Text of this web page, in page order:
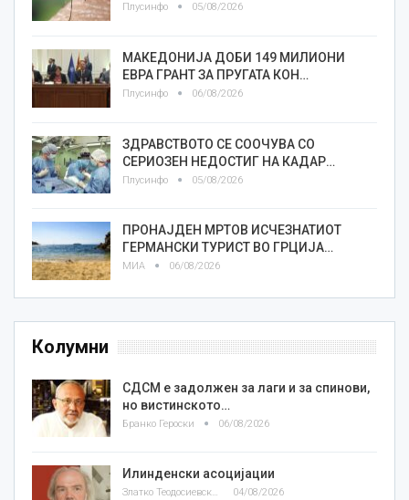
Плусинфо 05/08/2026
МАКЕДОНИЈА ДОБИ 149 МИЛИОНИ
ЕВРА ГРАНТ ЗА ПРУГАТА КОН…
Плусинфо 06/08/2026
ЗДРАВСТВОТО СЕ СООЧУВА СО
СЕРИОЗЕН НЕДОСТИГ НА КАДАР…
Плусинфо 05/08/2026
ПРОНАЈДЕН МРТОВ ИСЧЕЗНАТИОТ
ГЕРМАНСКИ ТУРИСТ ВО ГРЦИЈА…
МИА 06/08/2026
Колумни
СДСМ е задолжен за лаги и за спинови,
но вистинското…
Бранко Героски 06/08/2026
Илинденски асоцијации
Златко Теодосиевски 04/08/2026